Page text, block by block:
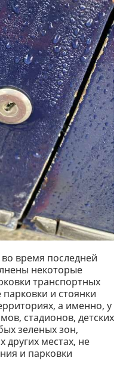
время последней
некоторые
транспортных
парковки и стоянки
а именно, у
стадионов, детских
зеленых зон,
других местах, не
и парковки